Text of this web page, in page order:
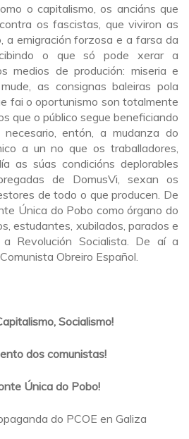
o capitalismo, os anciáns que
os fascistas, que viviron as
a emigración forzosa e a farsa da
o que só pode xerar a
medios de produción: miseria e
as consignas baleiras pola
fai o oportunismo son totalmente
que o público segue beneficiando
entón, a mudanza do
a un no que os traballadores,
as súas condicións deplorables
de DomusVi, sexan os
de todo o que producen. De
Única do Pobo como órgano do
estudantes, xubilados, parados e
Revolución Socialista. De aí a
Obreiro Español.
Socialismo!
dos comunistas!
Única do Pobo!
do PCOE en Galiza